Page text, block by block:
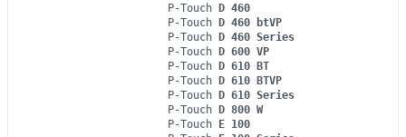
P-Touch D 460
P-Touch D 460 btVP
P-Touch D 460 Series
P-Touch D 600 VP
P-Touch D 610 BT
P-Touch D 610 BTVP
P-Touch D 610 Series
P-Touch D 800 W
P-Touch E 100